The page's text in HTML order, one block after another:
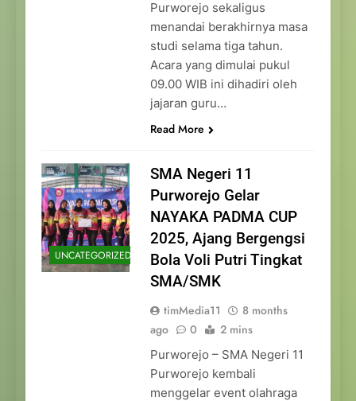
Purworejo sekaligus
menandai berakhirnya masa
studi selama tiga tahun.
Acara yang dimulai pukul
09.00 WIB ini dihadiri oleh
jajaran guru…
Read More
UNCATEGORIZED
SMA Negeri 11
Purworejo Gelar
NAYAKA PADMA CUP
2025, Ajang Bergengsi
Bola Voli Putri Tingkat
SMA/SMK
timMedia11
8 months
ago
0 2 mins
Purworejo – SMA Negeri 11
Purworejo kembali
menggelar event olahraga